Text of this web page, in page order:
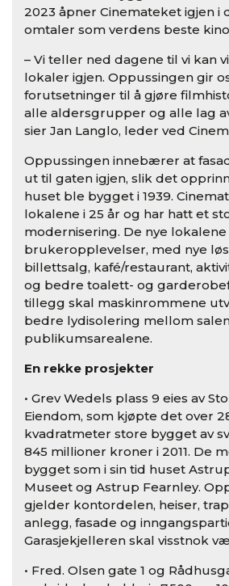
2023 åpner Cinemateket igjen i
omtaler som verdens beste
– Vi teller ned dagene til vi kan
lokaler igjen. Oppussingen gir
forutsetninger til å gjøre
alle aldersgrupper og alle lag
sier Jan Langlo, leder ved
Oppussingen innebærer at
ut til gaten igjen, slik det
huset ble bygget i 1939.
lokalene i 25 år og har hatt et
modernisering. De nye
brukeropplevelser, med nye
billettsalg, kafé/restaurant,
og bedre toalett- og
tillegg skal maskinrommene
bedre lydisolering mellom
publikumsarealene.
En rekke prosjekter
• Grev Wedels plass 9 eies av
Eiendom, som kjøpte det over
kvadratmeter store bygget av
845 millioner kroner i 2011. De
bygget som i sin tid huset
Museet og Astrup Fearnley.
gjelder kontordelen, heiser,
anlegg, fasade og
Garasjekjelleren skal visstnok
• Fred. Olsen gate 1 og